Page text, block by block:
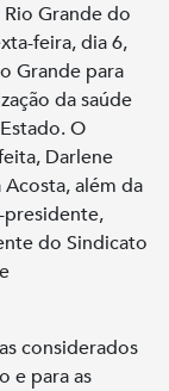
Grande do
feira, dia 6,
Grande para
da saúde
O
Darlene
Acosta, além da
do Sindicato
considerados
e para as